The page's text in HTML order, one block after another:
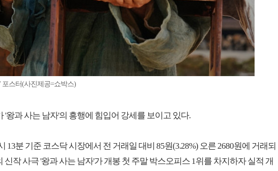
스터(사진제공=쇼박스)
'왕과 사는 남자'의 흥행에 힘입어 강세를 보이고 있다.
13분 기준 코스닥 시장에서 전 거래일 대비 85원(3.28%) 오른 2680원에 거래되
신작 사극 '왕과 사는 남자'가 개봉 첫 주말 박스오피스 1위를 차지하자 실적 개